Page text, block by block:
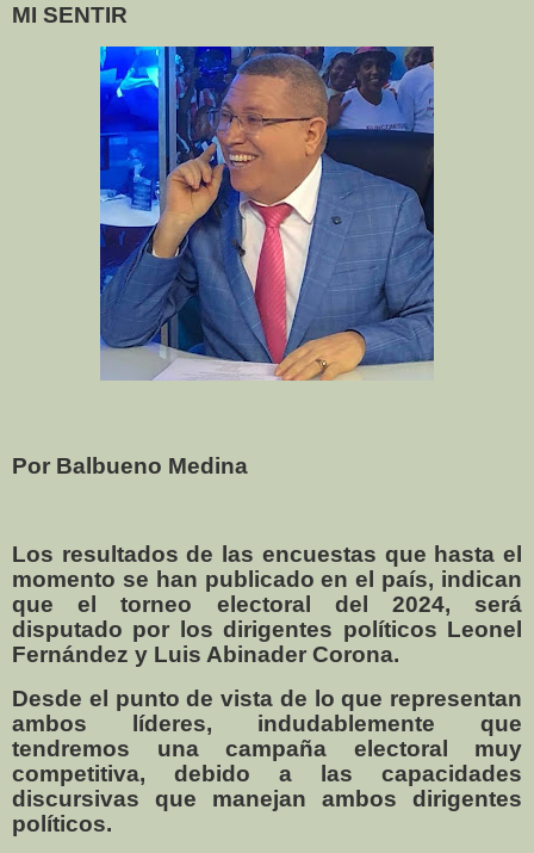
MI SENTIR
Por Balbueno Medina
Los resultados de las encuestas que hasta el
momento se han publicado en el país, indican
que el torneo electoral del 2024, será
disputado por los dirigentes políticos Leonel
Fernández y Luis Abinader Corona.
Desde el punto de vista de lo que representan
ambos líderes, indudablemente que
tendremos una campaña electoral muy
competitiva, debido a las capacidades
discursivas que manejan ambos dirigentes
políticos.